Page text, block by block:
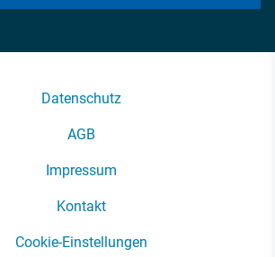
Datenschutz
AGB
Impressum
Kontakt
Cookie-Einstellungen